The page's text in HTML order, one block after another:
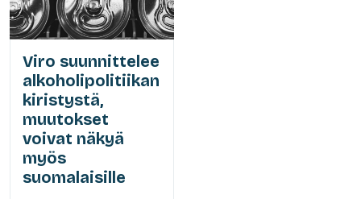
Viro suunnittelee
alkoholipolitiikan
kiristystä,
muutokset
voivat näkyä
myös
suomalaisille